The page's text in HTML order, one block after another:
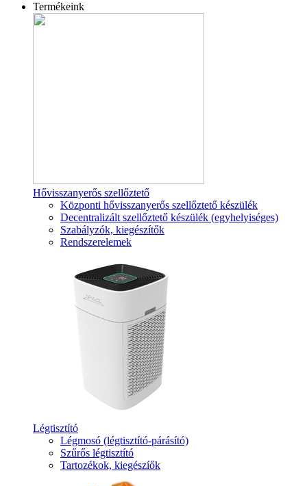
Termékeink
Hővisszanyerős szellőztető
Központi hővisszanyerős szellőztető készülék
Decentralizált szellőztető készülék (egyhelyiséges)
Szabályzók, kiegészítők
Rendszerelemek
Légtisztító
Légmosó (légtisztító-párásító)
Szűrős légtisztító
Tartozékok, kiegészíők